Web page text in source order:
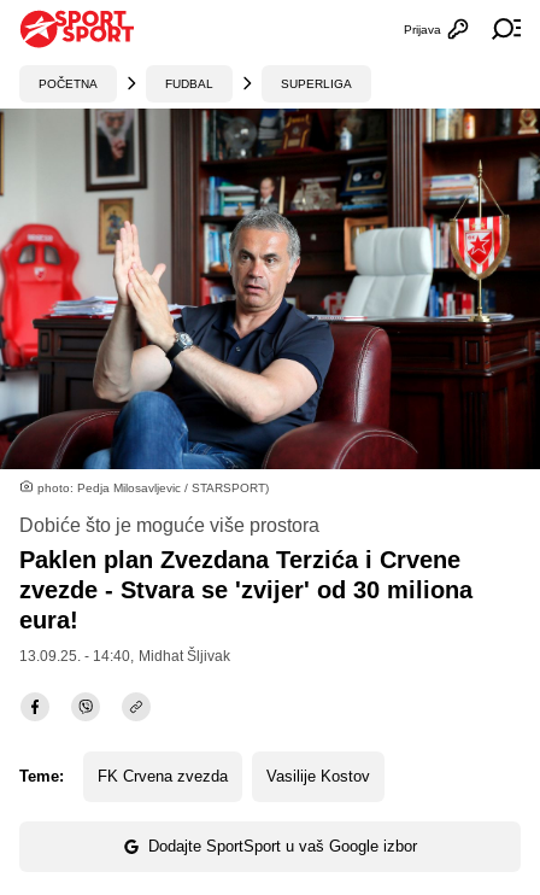
Otvori
Prijava
POČETNA FUDBAL SUPERLIGA
photo: Pedja Milosavljevic / STARSPORT)
Dobiće što je moguće više prostora
Paklen plan Zvezdana Terzića i Crvene
zvezde - Stvara se 'zvijer' od 30 miliona
eura!
13.09.25. - 14:40, Midhat Šljivak
Teme: FK Crvena zvezda Vasilije Kostov
Dodajte SportSport u vaš Google izbor